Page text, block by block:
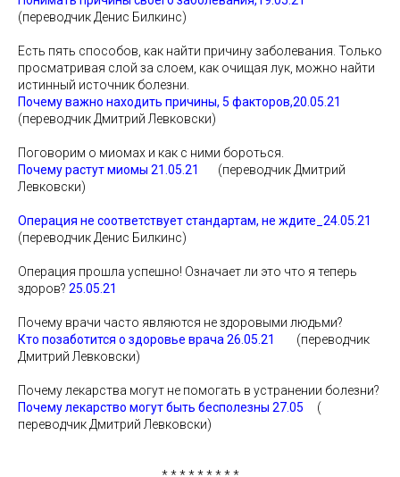
(переводчик Денис Билкинс)
Есть пять способов, как найти причину заболевания. Только
просматривая слой за слоем, как очищая лук, можно найти
истинный источник болезни.
Почему важно находить причины, 5 факторов,20.05.21
(переводчик Дмитрий Левковски)
Поговорим о миомах и как с ними бороться.
Почему растут миомы 21.05.21
(переводчик Дмитрий
Левковски)
Операция не соответствует стандартам, не ждите_24.05.21
(переводчик Денис Билкинс)
Операция прошла успешно! Означает ли это что я теперь
здоров? 25.05.21
Почему врачи часто являются не здоровыми людьми?
Кто позаботится о здоровье врача 26.05.21
(переводчик
Дмитрий Левковски)
Почему лекарства могут не помогать в устранении болезни?
Почему лекарство могут быть бесполезны 27.05
(
переводчик Дмитрий Левковски)